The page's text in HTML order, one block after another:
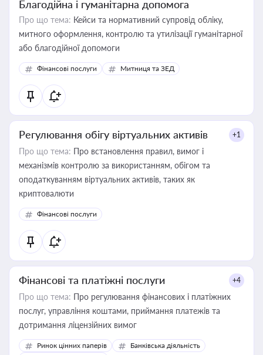
Благодійна і гуманітарна допомога
Про що тема: Кейси та нормативний супровід обліку,
митного оформлення, контролю та утилізації гуманітарної
або благодійної допомоги
Фінансові послуги Митниця та ЗЕД
Регулювання обігу віртуальних активів +1
Про що тема: Про встановлення правил, вимог і
механізмів контролю за використанням, обігом та
оподаткуванням віртуальних активів, таких як
криптовалюти
Фінансові послуги
Фінансові та платіжні послуги +4
Про що тема: Про регулювання фінансових і платіжних
послуг, управління коштами, приймання платежів та
дотримання ліцензійних вимог
Ринок цінних паперів
Банківська діяльність